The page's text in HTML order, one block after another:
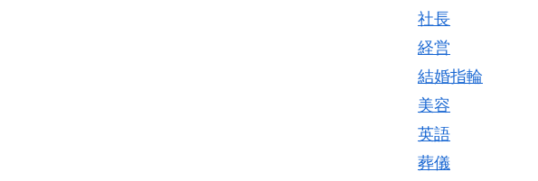
社長
経営
結婚指輪
美容
英語
葬儀